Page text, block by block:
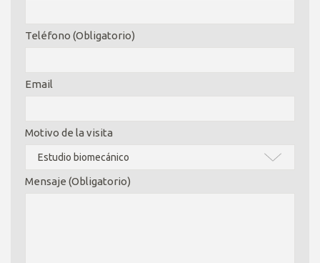
Teléfono (Obligatorio)
Email
Motivo de la visita
Mensaje (Obligatorio)